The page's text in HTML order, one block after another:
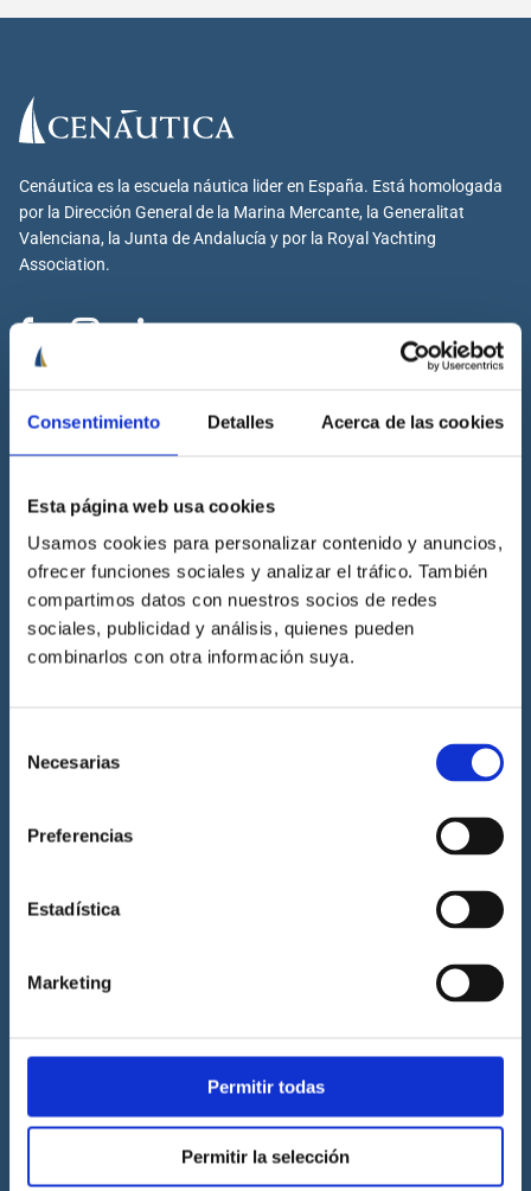
Consentimiento Detalles Acerca de las cookies
Esta página web usa cookies
Usamos cookies para personalizar contenido y anuncios,
ofrecer funciones sociales y analizar el tráfico. También
compartimos datos con nuestros socios de redes
sociales, publicidad y análisis, quienes pueden
combinarlos con otra información suya.
Necesarias
Preferencias
Estadística
Marketing
Permitir todas
Permitir la selección
Cenáutica es la escuela náutica lider en España. Está homologada
por la Dirección General de la Marina Mercante, la Generalitat
Valenciana, la Junta de Andalucía y por la Royal Yachting
Association.
Escuela náutica
Contacta con Cenáutica
Historia de Cenáutica
Trabaja con Cenáutica
Sala de prensa
Preguntas frecuentes
Prácticas de titulaciones náuticas
Prácticas de habilitación a vela
Titulaciones náuticas
Curso de Licencia de Navegación
Curso de PNB